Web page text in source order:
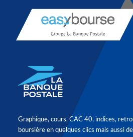
Graphique, cours, CAC 40, indices,
boursière en quelques clics mais aussi